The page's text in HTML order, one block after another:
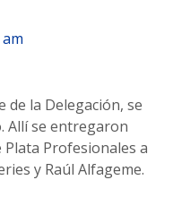
am
de la Delegación, se
Allí se entregaron
Profesionales a
y Raúl Alfageme.